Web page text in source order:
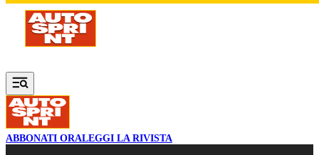
Vai al contenuto principale
ABBONATI ORALEGGI LA RIVISTA